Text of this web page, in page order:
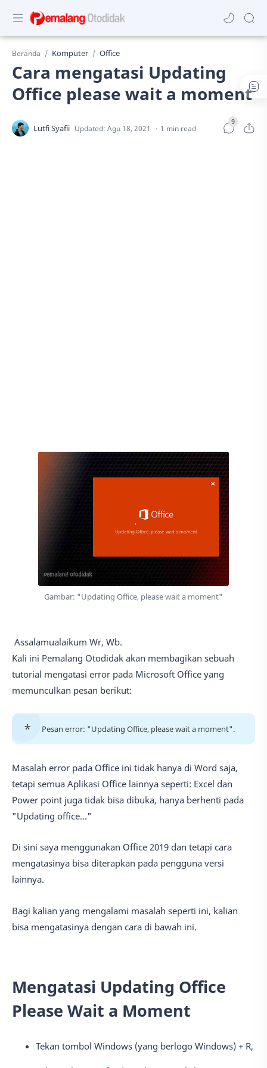
Beranda Komputer Office
Cara mengatasi Updating
Office please wait a moment
1 min read
Gambar: "Updating Office, please wait a moment"
Assalamualaikum Wr, Wb.
Kali ini Pemalang Otodidak akan membagikan sebuah
tutorial mengatasi error pada Microsoft Office yang
memunculkan pesan berikut:
Pesan error: "Updating Office, please wait a moment".
Masalah error pada Office ini tidak hanya di Word saja,
tetapi semua Aplikasi Office lainnya seperti: Excel dan
Power point juga tidak bisa dibuka, hanya berhenti pada
"Updating office..."
Di sini saya menggunakan Office 2019 dan tetapi cara
mengatasinya bisa diterapkan pada pengguna versi
lainnya.
Bagi kalian yang mengalami masalah seperti ini, kalian
bisa mengatasinya dengan cara di bawah ini.
Mengatasi Updating Office
Please Wait a Moment
Tekan tombol Windows (yang berlogo Windows) + R,